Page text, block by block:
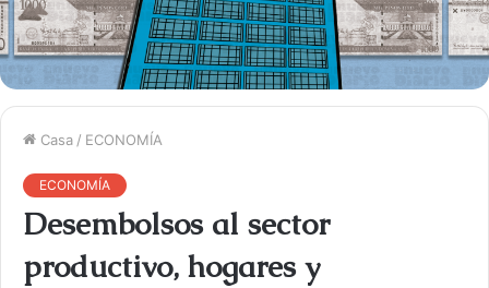
Casa / ECONOMÍA
ECONOMÍA
Desembolsos al sector
productivo, hogares y